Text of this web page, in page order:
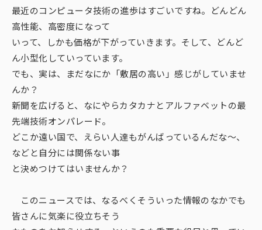
事業内容
お知らせ
採用情報
お問い合わせ
サイトマップ
最近のコンピュータ技術の進歩はすごいですね。どんどん
高性能、高密度になって
いって、しかも価格が下がっていきます。そして、どんど
ん小型化していっています。
でも、実は、まだなにか「敷居の高い」感じがしていませ
んか？
新聞を広げると、なにやらカタカナとアルファベットの最
先端技術オンパレード。
どこか遠い国で、えらい人達もがんばっているんだな～、
などと自分には関係ない事
と決めつけてはいませんか？
このニュースでは、なるべくそういった情報のなかでも
皆さんに気楽に役立ちそう